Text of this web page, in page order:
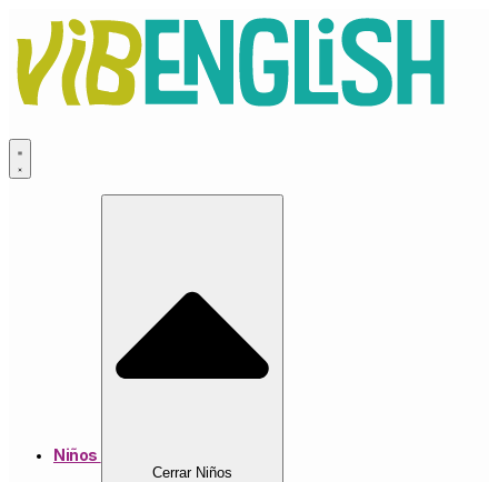
contenido
Niños
Cerrar Niños